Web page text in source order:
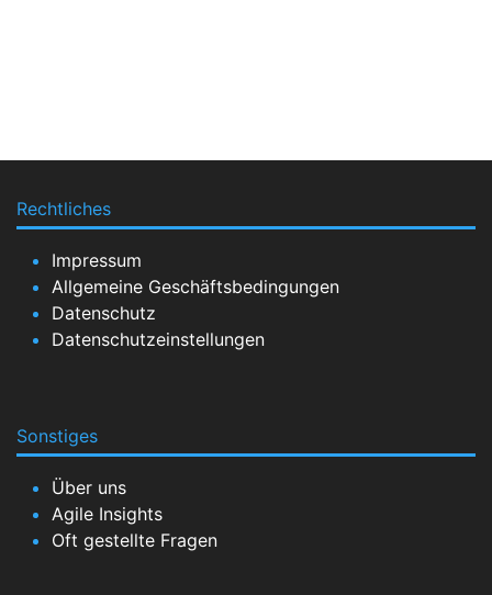
Rechtliches
Impressum
Allgemeine Geschäftsbedingungen
Datenschutz
Datenschutzeinstellungen
Sonstiges
Über uns
Agile Insights
Oft gestellte Fragen